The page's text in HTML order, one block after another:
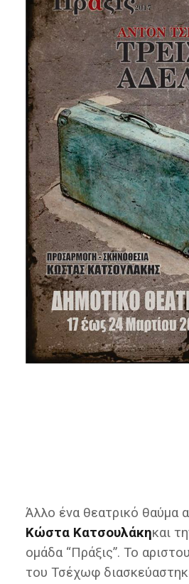
Άλλο ένα θεατρικό θαύμα
Κώστα Κατσουλάκηκαι
ομάδα “Πράξις”. Το
του Τσέχωφ